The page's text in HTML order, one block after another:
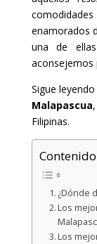
enamorados
una de
aconsejemos
Sigue
Malapascua
Filipinas.
¿Dónde
Los
Los